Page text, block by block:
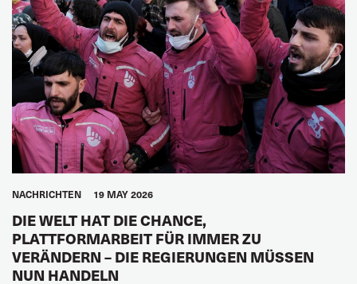
NACHRICHTEN 19 MAY 2026
DIE WELT HAT DIE CHANCE,
PLATTFORMARBEIT FÜR IMMER ZU
VERÄNDERN – DIE REGIERUNGEN MÜSSEN
NUN HANDELN